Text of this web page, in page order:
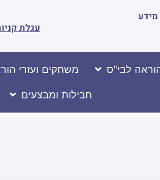
עגלת
לבי"ס משחקים ועזרי
חבילות ומבצעים